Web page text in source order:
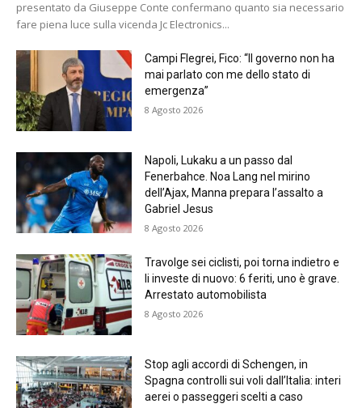
presentato da Giuseppe Conte confermano quanto sia necessario
fare piena luce sulla vicenda Jc Electronics...
Campi Flegrei, Fico: “Il governo non ha
mai parlato con me dello stato di
emergenza”
8 Agosto 2026
Napoli, Lukaku a un passo dal
Fenerbahce. Noa Lang nel mirino
dell’Ajax, Manna prepara l’assalto a
Gabriel Jesus
8 Agosto 2026
Travolge sei ciclisti, poi torna indietro e
li investe di nuovo: 6 feriti, uno è grave.
Arrestato automobilista
8 Agosto 2026
Stop agli accordi di Schengen, in
Spagna controlli sui voli dall’Italia: interi
aerei o passeggeri scelti a caso